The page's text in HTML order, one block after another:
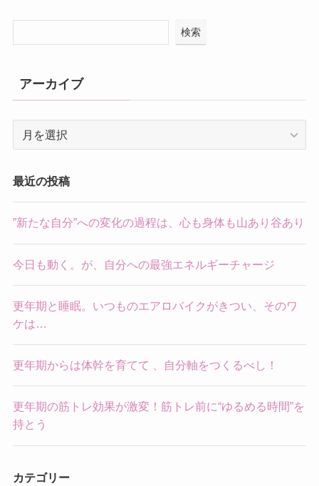
検索
アーカイブ
イ
ブ
最近の投稿
”新たな自分”への変化の過程は、心も身体も山あり谷あり
今日も動く。が、自分への最強エネルギーチャージ
更年期と睡眠。いつものエアロバイクがきつい、そのワ
ケは…
更年期からは体幹を育てて 、自分軸をつくるべし！
更年期の筋トレ効果が激変！筋トレ前に“ゆるめる時間”を
持とう
カテゴリー